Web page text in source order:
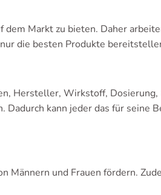
dem Markt zu bieten. Daher
die besten Produkte
Hersteller, Wirkstoff,
kann jeder das für seine
Männern und Frauen fördern.